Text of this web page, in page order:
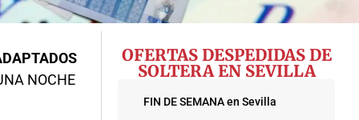
NOCHE
OFERTAS DESPEDIDAS DE
SOLTERA EN SEVILLA
FIN DE SEMANA en Sevilla